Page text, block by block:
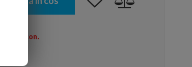
600 Ron.